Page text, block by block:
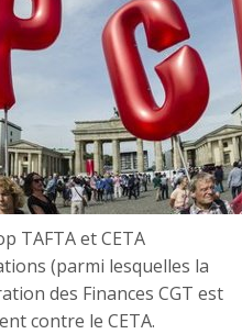
TAFTA et CETA
(parmi lesquelles la
des Finances CGT est
contre le CETA.